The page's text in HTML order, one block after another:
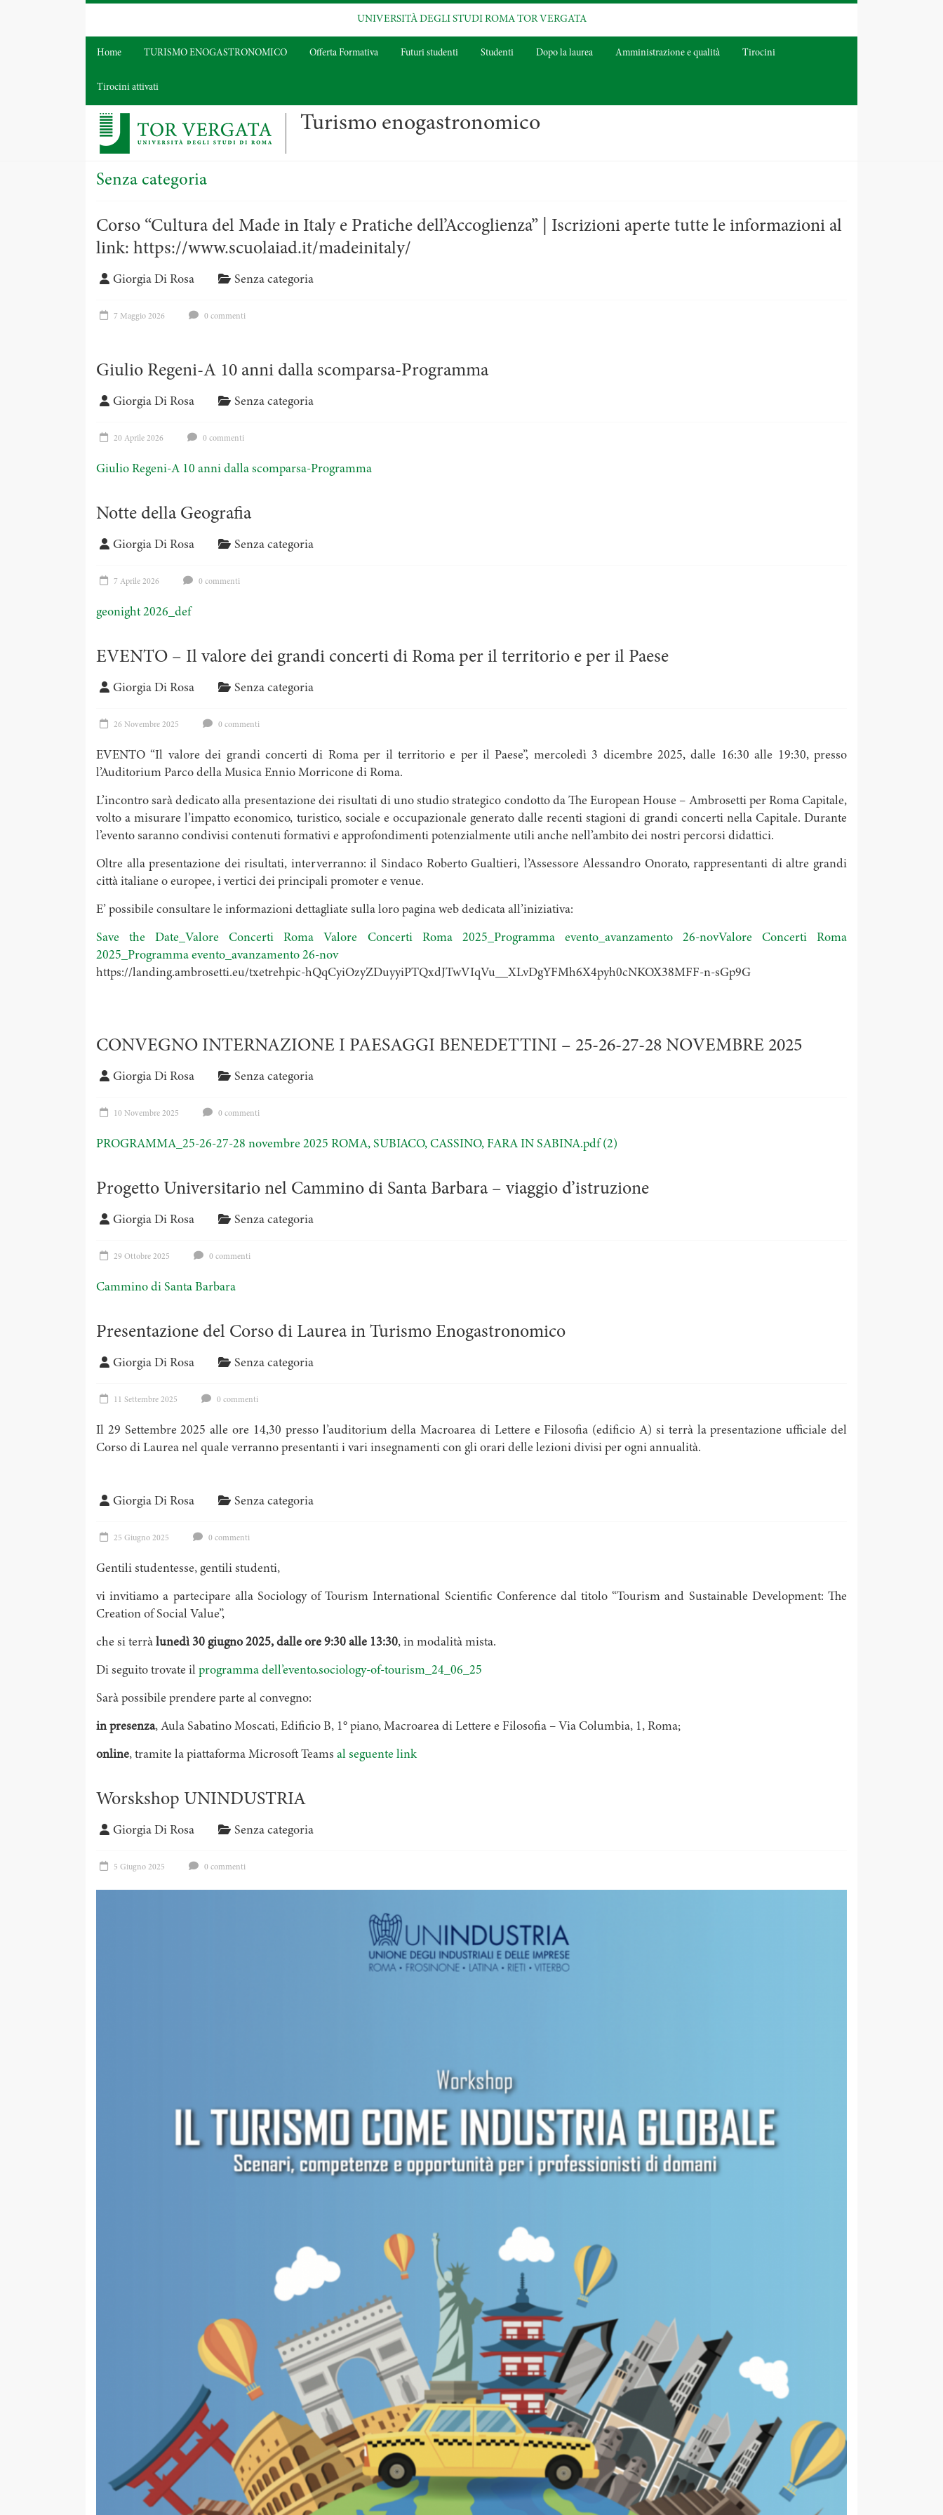
UNIVERSITÀ DEGLI STUDI ROMA TOR VERGATA
Home TURISMO ENOGASTRONOMICO Offerta Formativa Futuri studenti Studenti Dopo la laurea Amministrazione e qualità Tirocini
Tirocini attivati
Turismo enogastronomico
Senza categoria
Corso “Cultura del Made in Italy e Pratiche dell’Accoglienza” | Iscrizioni aperte tutte le informazioni al
link: https://www.scuolaiad.it/madeinitaly/
Giorgia Di Rosa Senza categoria
7 Maggio 2026 0 commenti
Giulio Regeni-A 10 anni dalla scomparsa-Programma
Giorgia Di Rosa Senza categoria
20 Aprile 2026 0 commenti
Giulio Regeni-A 10 anni dalla scomparsa-Programma
Notte della Geografia
Giorgia Di Rosa Senza categoria
7 Aprile 2026 0 commenti
geonight 2026_def
EVENTO – Il valore dei grandi concerti di Roma per il territorio e per il Paese
Giorgia Di Rosa Senza categoria
26 Novembre 2025 0 commenti
EVENTO “Il valore dei grandi concerti di Roma per il territorio e per il Paese”, mercoledì 3 dicembre 2025, dalle 16:30 alle 19:30, presso
l’Auditorium Parco della Musica Ennio Morricone di Roma.
L’incontro sarà dedicato alla presentazione dei risultati di uno studio strategico condotto da The European House – Ambrosetti per Roma Capitale,
volto a misurare l’impatto economico, turistico, sociale e occupazionale generato dalle recenti stagioni di grandi concerti nella Capitale. Durante
l’evento saranno condivisi contenuti formativi e approfondimenti potenzialmente utili anche nell’ambito dei nostri percorsi didattici.
Oltre alla presentazione dei risultati, interverranno: il Sindaco Roberto Gualtieri, l’Assessore Alessandro Onorato, rappresentanti di altre grandi
città italiane o europee, i vertici dei principali promoter e venue.
E’ possibile consultare le informazioni dettagliate sulla loro pagina web dedicata all’iniziativa:
Save the Date_Valore Concerti Roma Valore Concerti Roma 2025_Programma evento_avanzamento 26-novValore Concerti Roma
2025_Programma evento_avanzamento 26-nov
https://landing.ambrosetti.eu/txetrehpic-hQqCyiOzyZDuyyiPTQxdJTwVIqVu__XLvDgYFMh6X4pyh0cNKOX38MFF-n-sGp9G
CONVEGNO INTERNAZIONE I PAESAGGI BENEDETTINI – 25-26-27-28 NOVEMBRE 2025
Giorgia Di Rosa Senza categoria
10 Novembre 2025 0 commenti
PROGRAMMA_25-26-27-28 novembre 2025 ROMA, SUBIACO, CASSINO, FARA IN SABINA.pdf (2)
Progetto Universitario nel Cammino di Santa Barbara – viaggio d’istruzione
Giorgia Di Rosa Senza categoria
29 Ottobre 2025 0 commenti
Cammino di Santa Barbara
Presentazione del Corso di Laurea in Turismo Enogastronomico
Giorgia Di Rosa Senza categoria
11 Settembre 2025 0 commenti
Il 29 Settembre 2025 alle ore 14,30 presso l’auditorium della Macroarea di Lettere e Filosofia (edificio A) si terrà la presentazione ufficiale del
Corso di Laurea nel quale verranno presentanti i vari insegnamenti con gli orari delle lezioni divisi per ogni annualità.
Giorgia Di Rosa Senza categoria
25 Giugno 2025 0 commenti
Gentili studentesse, gentili studenti,
vi invitiamo a partecipare alla Sociology of Tourism International Scientific Conference dal titolo “Tourism and Sustainable Development: The
Creation of Social Value”,
che si terrà lunedì 30 giugno 2025, dalle ore 9:30 alle 13:30, in modalità mista.
Di seguito trovate il programma dell’evento.sociology-of-tourism_24_06_25
Sarà possibile prendere parte al convegno:
in presenza, Aula Sabatino Moscati, Edificio B, 1° piano, Macroarea di Lettere e Filosofia – Via Columbia, 1, Roma;
online, tramite la piattaforma Microsoft Teams al seguente link
Worskshop UNINDUSTRIA
Giorgia Di Rosa Senza categoria
5 Giugno 2025 0 commenti